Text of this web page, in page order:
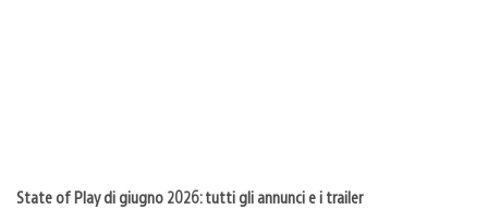
State of Play di giugno 2026: tutti gli annunci e i trailer